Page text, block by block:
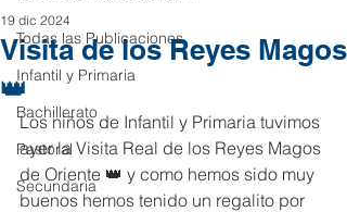
Todas las Publicaciones
Infantil y Primaria
Bachillerato
Pastoral
Secundaria
Visita de los Reyes Magos
👑
19 dic 2024
Los niños de Infantil y Primaria tuvimos
ayer la Visita Real de los Reyes Magos
de Oriente 👑 y como hemos sido muy
buenos hemos tenido un regalito por